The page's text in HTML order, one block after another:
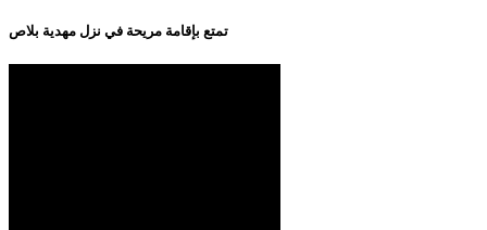
تمتع بإقامة مريحة في نزل مهدية بلاص